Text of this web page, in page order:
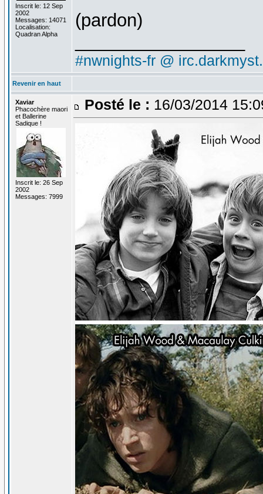
Inscrit le: 12 Sep
2002
Messages: 14071
Localisation:
Quadran Alpha
(pardon)
#nwnights-fr @
Revenir en haut
Xaviar
Phacochère maori
et Ballerine
Sadique !
Inscrit le: 26 Sep
2002
Messages: 7999
Posté le : 16/03/2014